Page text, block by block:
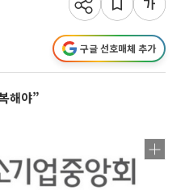
구글 선호매체 추가
해야”